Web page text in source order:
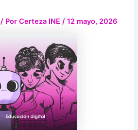
/ PorCerteza INE/12 mayo, 2026